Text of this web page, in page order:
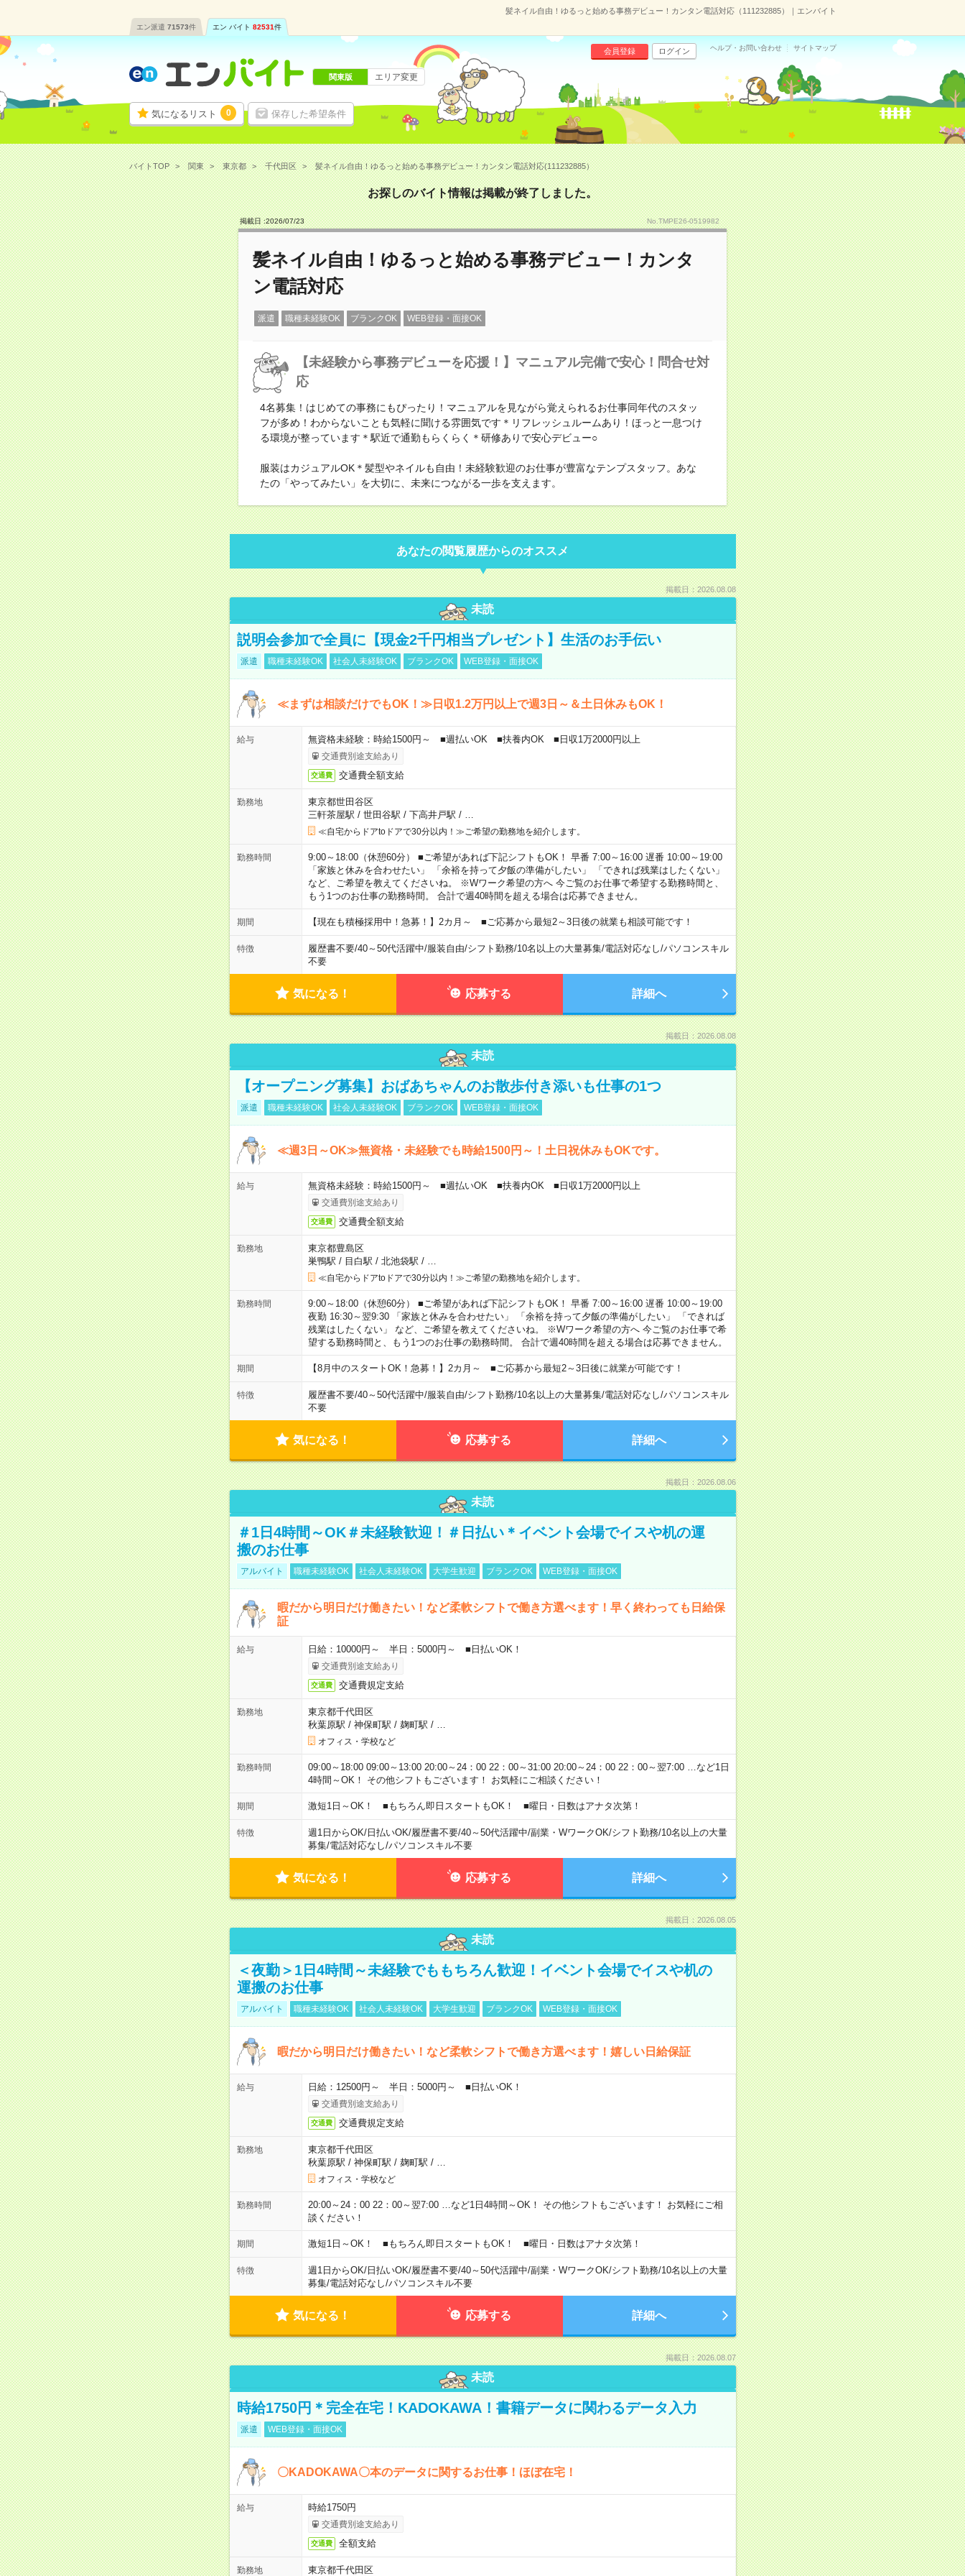
髪ネイル自由！ゆるっと始める事務デビュー！カンタン電話対応（111232885）｜エンバイト
エン派遣 71573件 エン バイト 82531件
気になるリスト 0 保存した希望条件
会員登録 ログイン ヘルプ・お問い合わせ サイトマップ
関東版 エリア変更
バイトTOP 関東 東京都 千代田区 髪ネイル自由！ゆるっと始める事務デビュー！カンタン電話対応(111232885）
お探しのバイト情報は掲載が終了しました。
掲載日 :2026/07/23 No.TMPE26-0519982
髪ネイル自由！ゆるっと始める事務デビュー！カンタ
ン電話対応
派遣 職種未経験OK ブランクOK WEB登録・面接OK
【未経験から事務デビューを応援！】マニュアル完備で安心！問合せ対
応
4名募集！はじめての事務にもぴったり！マニュアルを見ながら覚えられるお仕事同年代のスタッ
フが多め！わからないことも気軽に聞ける雰囲気です＊リフレッシュルームあり！ほっと一息つけ
る環境が整っています＊駅近で通勤もらくらく＊研修ありで安心デビュー○
服装はカジュアルOK＊髪型やネイルも自由！未経験歓迎のお仕事が豊富なテンプスタッフ。あな
たの「やってみたい」を大切に、未来につながる一歩を支えます。
あなたの閲覧履歴からのオススメ
掲載日：2026.08.08
未読
説明会参加で全員に【現金2千円相当プレゼント】生活のお手伝い
派遣 職種未経験OK 社会人未経験OK ブランクOK WEB登録・面接OK
≪まずは相談だけでもOK！≫日収1.2万円以上で週3日～＆土日休みもOK！
給与 無資格未経験：時給1500円～ ■週払いOK ■扶養内OK ■日収1万2000円以上
交通費別途支給あり
交通費 交通費全額支給
勤務地
東京都世田谷区
三軒茶屋駅 / 世田谷駅 / 下高井戸駅 /
≪自宅からドアtoドアで30分以内！≫ご希望の勤務地を紹介します。
勤務時間
9:00～18:00（休憩60分） ■ご希望があれば下記シフトもOK！ 早番 7:00～16:00 遅番 10:00～19:00
「家族と休みを合わせたい」 「余裕を持って夕飯の準備がしたい」 「できれば残業はしたくない」
など、ご希望を教えてくださいね。 ※Wワーク希望の方へ 今ご覧のお仕事で希望する勤務時間と、
もう1つのお仕事の勤務時間。 合計で週40時間を超える場合は応募できません。
期間 【現在も積極採用中！急募！】2カ月～ ■ご応募から最短2～3日後の就業も相談可能です！
特徴 履歴書不要/40～50代活躍中/服装自由/シフト勤務/10名以上の大量募集/電話対応なし/パソコンスキル
不要
気になる！ 応募する 詳細へ
掲載日：2026.08.08
未読
【オープニング募集】おばあちゃんのお散歩付き添いも仕事の1つ
派遣 職種未経験OK 社会人未経験OK ブランクOK WEB登録・面接OK
≪週3日～OK≫無資格・未経験でも時給1500円～！土日祝休みもOKです。
給与 無資格未経験：時給1500円～ ■週払いOK ■扶養内OK ■日収1万2000円以上
交通費別途支給あり
交通費 交通費全額支給
勤務地
東京都豊島区
巣鴨駅 / 目白駅 / 北池袋駅 /
≪自宅からドアtoドアで30分以内！≫ご希望の勤務地を紹介します。
勤務時間
9:00～18:00（休憩60分） ■ご希望があれば下記シフトもOK！ 早番 7:00～16:00 遅番 10:00～19:00
夜勤 16:30～翌9:30 「家族と休みを合わせたい」 「余裕を持って夕飯の準備がしたい」 「できれば
残業はしたくない」 など、ご希望を教えてくださいね。 ※Wワーク希望の方へ 今ご覧のお仕事で希
望する勤務時間と、もう1つのお仕事の勤務時間。 合計で週40時間を超える場合は応募できません。
期間 【8月中のスタートOK！急募！】2カ月～ ■ご応募から最短2～3日後に就業が可能です！
特徴 履歴書不要/40～50代活躍中/服装自由/シフト勤務/10名以上の大量募集/電話対応なし/パソコンスキル
不要
気になる！ 応募する 詳細へ
掲載日：2026.08.06
未読
＃1日4時間～OK＃未経験歓迎！＃日払い＊イベント会場でイスや机の運
搬のお仕事
アルバイト 職種未経験OK 社会人未経験OK 大学生歓迎 ブランクOK WEB登録・面接OK
暇だから明日だけ働きたい！など柔軟シフトで働き方選べます！早く終わっても日給保
証
給与 日給：10000円～ 半日：5000円～ ■日払いOK！
交通費別途支給あり
交通費 交通費規定支給
勤務地
東京都千代田区
秋葉原駅 / 神保町駅 / 麹町駅 /
オフィス・学校など
勤務時間
09:00～18:00 09:00～13:00 20:00～24：00 22：00～31:00 20:00～24：00 22：00～翌7:00 …など1日
4時間～OK！ その他シフトもございます！ お気軽にご相談ください！
期間 激短1日～OK！ ■もちろん即日スタートもOK！ ■曜日・日数はアナタ次第！
特徴 週1日からOK/日払いOK/履歴書不要/40～50代活躍中/副業・WワークOK/シフト勤務/10名以上の大量
募集/電話対応なし/パソコンスキル不要
気になる！ 応募する 詳細へ
掲載日：2026.08.05
未読
＜夜勤＞1日4時間～未経験でももちろん歓迎！イベント会場でイスや机の
運搬のお仕事
アルバイト 職種未経験OK 社会人未経験OK 大学生歓迎 ブランクOK WEB登録・面接OK
暇だから明日だけ働きたい！など柔軟シフトで働き方選べます！嬉しい日給保証
給与 日給：12500円～ 半日：5000円～ ■日払いOK！
交通費別途支給あり
交通費 交通費規定支給
勤務地
東京都千代田区
秋葉原駅 / 神保町駅 / 麹町駅 /
オフィス・学校など
勤務時間
20:00～24：00 22：00～翌7:00 …など1日4時間～OK！ その他シフトもございます！ お気軽にご相
談ください！
期間 激短1日～OK！ ■もちろん即日スタートもOK！ ■曜日・日数はアナタ次第！
特徴 週1日からOK/日払いOK/履歴書不要/40～50代活躍中/副業・WワークOK/シフト勤務/10名以上の大量
募集/電話対応なし/パソコンスキル不要
気になる！ 応募する 詳細へ
掲載日：2026.08.07
未読
時給1750円＊完全在宅！KADOKAWA！書籍データに関わるデータ入力
派遣 WEB登録・面接OK
〇KADOKAWA〇本のデータに関するお仕事！ほぼ在宅！
給与 時給1750円
交通費別途支給あり
交通費 全額支給
勤務地 東京都千代田区